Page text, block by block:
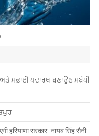
ਸਫ਼ਾਈ ਪਦਾਰਥ ਬਣਾਉਣ ਸਬੰਧੀ
हरियाणा सरकार: नायब सिंह सैनी